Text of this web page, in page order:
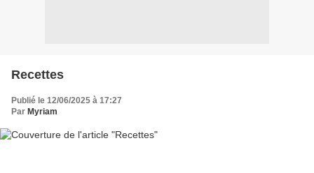
Recettes
Publié le 12/06/2025 à 17:27
Par Myriam